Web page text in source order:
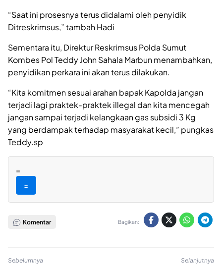
“Saat ini prosesnya terus didalami oleh penyidik
Ditreskrimsus,” tambah Hadi
Sementara itu, Direktur Reskrimsus Polda Sumut
Kombes Pol Teddy John Sahala Marbun menambahkan,
penyidikan perkara ini akan terus dilakukan.
“Kita komitmen sesuai arahan bapak Kapolda jangan
terjadi lagi praktek-praktek illegal dan kita mencegah
jangan sampai terjadi kelangkaan gas subsidi 3 Kg
yang berdampak terhadap masyarakat kecil,” pungkas
Teddy.sp
=
=
Komentar Bagikan:
Sebelumnya
Selanjutnya